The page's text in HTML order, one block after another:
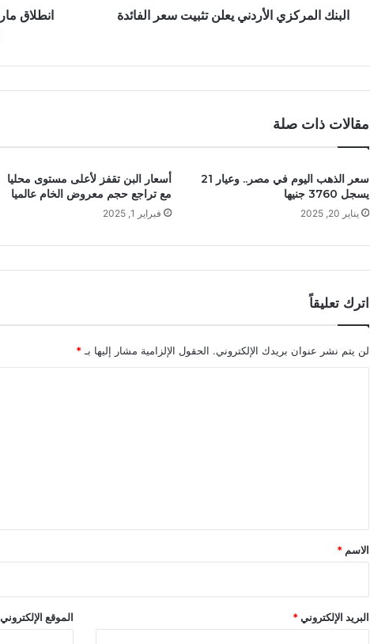
البنك المركزي الأردني يعلن تثبيت سعر الفائدة
انطلاق
مقالات ذات صلة
سعر الذهب اليوم في مصر.. وعيار 21
يسجل 3760 جنيها
يناير 20, 2025
أسعار البن تقفز لأعلى مستوى محليا
مع تراجع حجم معروض الخام عالميا
فبراير 1, 2025
اترك تعليقاً
لن يتم نشر عنوان بريدك الإلكتروني. الحقول الإلزامية مشار إليها بـ *
*
الاسم *
البريد الإلكتروني* الموقع الإلكتروني